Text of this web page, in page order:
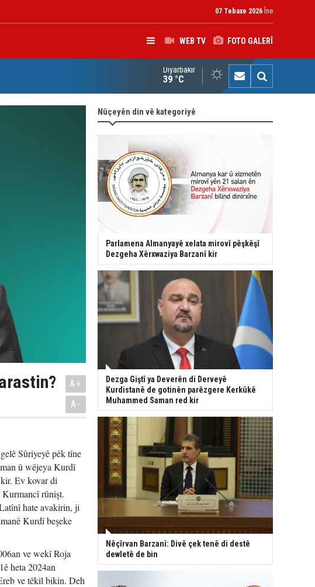
07 Tebaxe 2026 Îne
WEB TV FOTO GALERÎ
Nêçîrvan Barzanî: Divê çek tenê di destê dewletê de bin
Diyarbakır
39 °C
A+
A-
Sûriyeyê pêk tîne
û wêjeya Kurdî
Ev kovar di
rûnişt.
hate avakirin, ji
Kurdî beşeke
ve wekî Roja
heta 2024an
ve têkil bikin. Deh
Nûçeyên din vê kategoriyê
Parlamena Almanyayê xelata mirovî pêşkêşî
Dezgeha Xêrxwaziya Barzanî kir
Dezga Giştî ya Deverên di Derveyê
Kurdistanê de gotinên parêzgere Kerkûkê
Muhammed Saman red kir
Nêçîrvan Barzanî: Divê çek tenê di destê
dewletê de bin